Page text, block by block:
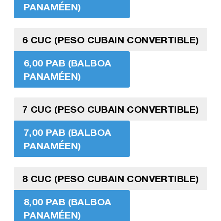
PANAMÉEN)
6 CUC (PESO CUBAIN CONVERTIBLE)
6,00 PAB (BALBOA
PANAMÉEN)
7 CUC (PESO CUBAIN CONVERTIBLE)
7,00 PAB (BALBOA
PANAMÉEN)
8 CUC (PESO CUBAIN CONVERTIBLE)
8,00 PAB (BALBOA
PANAMÉEN)